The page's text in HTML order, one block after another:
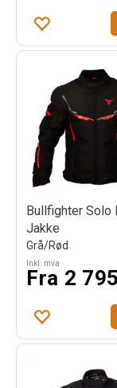
Bullfighter Solo
Jakke
Grå/Rød
Inkl. mva
Fra 2